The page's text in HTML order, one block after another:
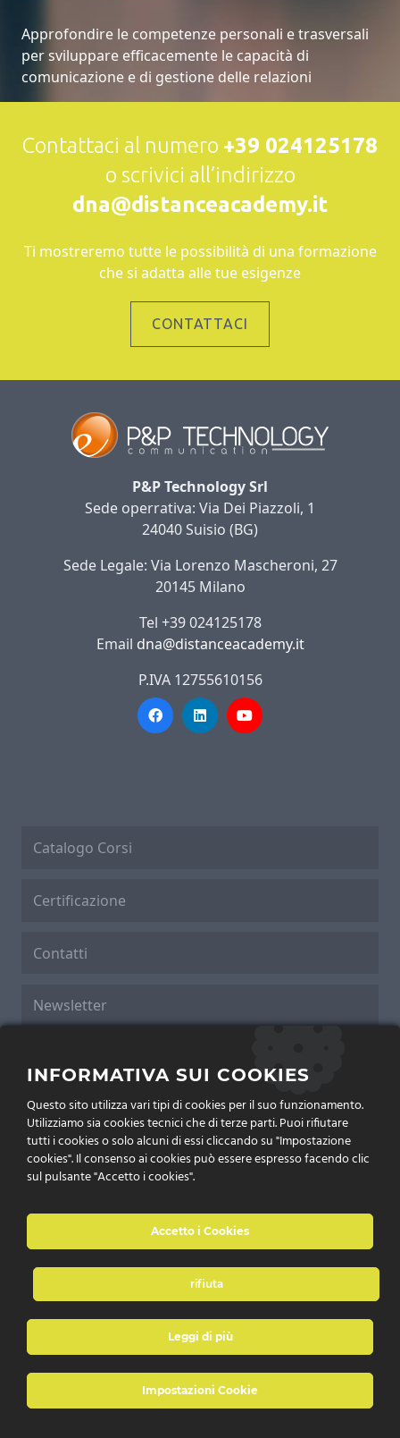
Approfondire le competenze personali e trasversali
per sviluppare efficacemente le capacità di
comunicazione e di gestione delle relazioni
Contattaci al numero +39 024125178
o scrivici all’indirizzo
dna@distanceacademy.it
Ti mostreremo tutte le possibilità di una formazione
che si adatta alle tue esigenze
CONTATTACI
P&P Technology Srl
Sede operrativa: Via Dei Piazzoli, 1
24040 Suisio (BG)
Sede Legale: Via Lorenzo Mascheroni, 27
20145 Milano
Tel +39 024125178
Email dna@distanceacademy.it
P.IVA 12755610156
Catalogo Corsi
Certificazione
Contatti
Newsletter
Privacy Policy
è un marchio di P&P Technology Srl
INFORMATIVA SUI COOKIES
Questo sito utilizza vari tipi di cookies per il suo funzionamento.
Utilizziamo sia cookies tecnici che di terze parti. Puoi rifiutare
tutti i cookies o solo alcuni di essi cliccando su "Impostazione
cookies". Il consenso ai cookies può essere espresso facendo clic
sul pulsante "Accetto i cookies".
Accetto i Cookies
rifiuta
Leggi di più
Impostazioni Cookie